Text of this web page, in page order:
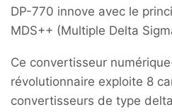
DP-770 innove avec le
MDS++ (Multiple Delta
Ce convertisseur
révolutionnaire exploite 8
convertisseurs de type